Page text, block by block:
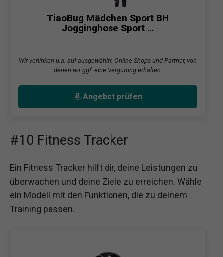
TiaoBug Mädchen Sport BH
Jogginghose Sport …
Wir verlinken u.a. auf ausgewählte Online-Shops und Partner, von
denen wir ggf. eine Vergütung erhalten.
Angebot prüfen
#10 Fitness Tracker
Ein Fitness Tracker hilft dir, deine Leistungen zu
überwachen und deine Ziele zu erreichen. Wähle
ein Modell mit den Funktionen, die zu deinem
Training passen.